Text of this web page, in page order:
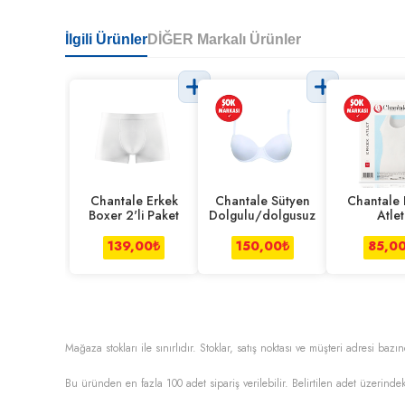
İlgili ÜrünlerDİĞER Markalı Ürünler
Chantale Erkek
Boxer 2'li Paket
139,00₺
Chantale Sütyen
Dolgulu/dolgusuz
150,00₺
Chantale
Atlet
Mağaza stokları ile sınırlıdır. Stoklar, satış noktası ve müşteri adresi
Bu üründen en fazla 100 adet sipariş verilebilir. Belirtilen adet